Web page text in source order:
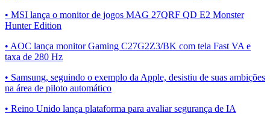
• MSI lança o monitor de jogos MAG 27QRF QD E2 Monster
Hunter Edition
• AOC lança monitor Gaming C27G2Z3/BK com tela Fast VA e
taxa de 280 Hz
• Samsung, seguindo o exemplo da Apple, desistiu de suas ambições
na área de piloto automático
• Reino Unido lança plataforma para avaliar segurança de IA